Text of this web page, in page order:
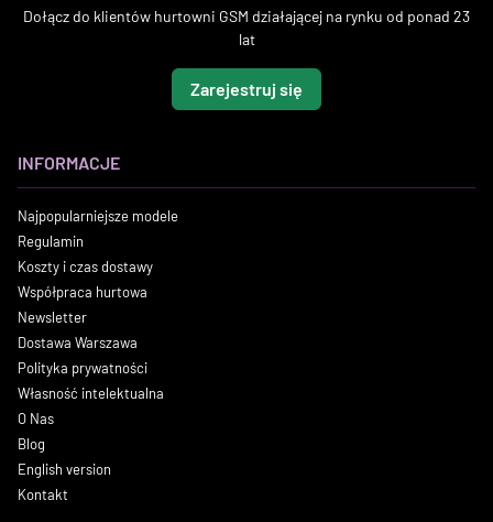
Dołącz do klientów hurtowni GSM działającej na rynku od ponad 23
lat
Zarejestruj się
INFORMACJE
Najpopularniejsze modele
Regulamin
Koszty i czas dostawy
Współpraca hurtowa
Newsletter
Dostawa Warszawa
Polityka prywatności
Własność intelektualna
O Nas
Blog
English version
Kontakt